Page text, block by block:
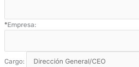
*Empresa:
Cargo: